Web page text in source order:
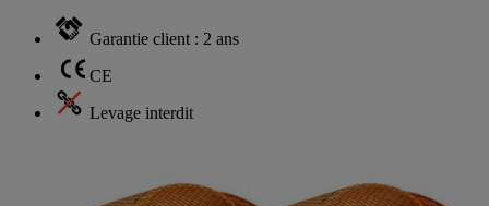
Garantie client : 2 ans
CE
Levage interdit